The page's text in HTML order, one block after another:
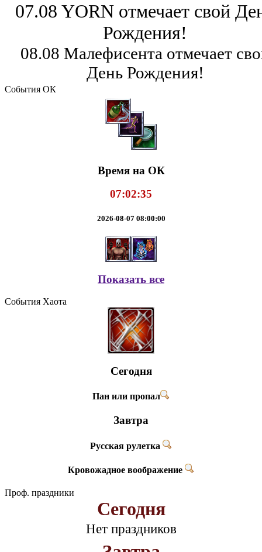
07.08 YORN отмечает свой
Рождения!
08.08 Малефисента отмечает
День Рождения!
События ОК
Время на ОК
07:02:36
2026-08-07 08:00:00
Показать все
События Хаота
Сегодня
Пан или пропал
Завтра
Русская рулетка
Кровожадное воображение
Проф. праздники
Сегодня
Нет праздников